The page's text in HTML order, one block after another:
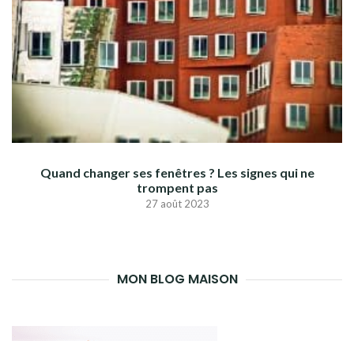
Quand changer ses fenêtres ? Les signes qui ne
trompent pas
27 août 2023
MON BLOG MAISON